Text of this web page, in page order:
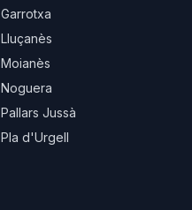
Garrotxa
Lluçanès
Moianès
Noguera
Pallars Jussà
Pla d'Urgell